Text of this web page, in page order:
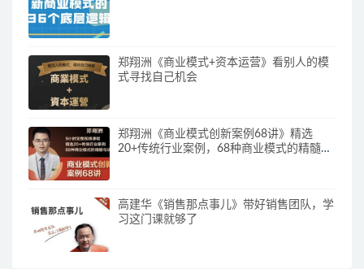
郑翔洲《商业模式+资本运营》看别人的模
式寻找自己机会
郑翔洲《商业模式创新案例68讲》精选
20+传统行业案例，68种商业模式的精髓与
高建华《销售那点事儿》带好销售团队，学
习这门课就够了